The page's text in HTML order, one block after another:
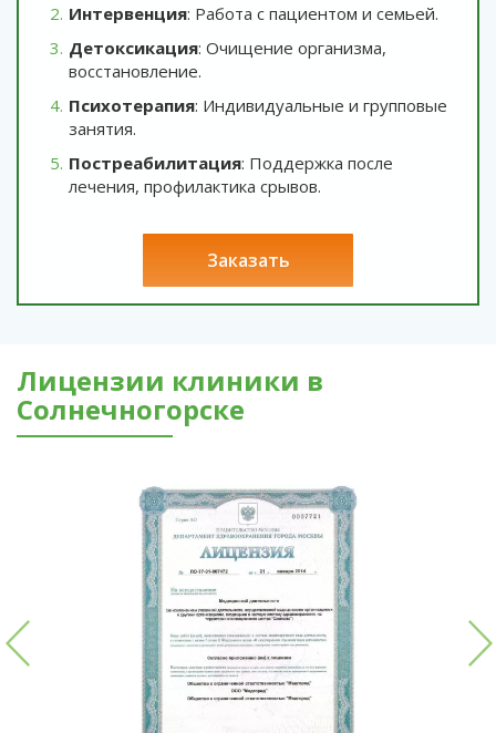
Интервенция: Работа с пациентом и семьей.
Детоксикация: Очищение организма,
восстановление.
Психотерапия: Индивидуальные и групповые
занятия.
Постреабилитация: Поддержка после
лечения, профилактика срывов.
заказать
Лицензии клиники в
Солнечногорске